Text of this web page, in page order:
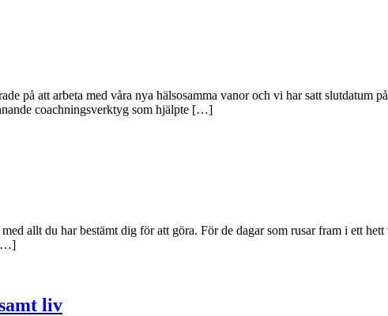
på att arbeta med våra nya hälsosamma vanor och vi har satt slutdatum
coachningsverktyg som hjälpte […]
allt du har bestämt dig för att göra. För de dagar som rusar fram i ett
[…]
liv